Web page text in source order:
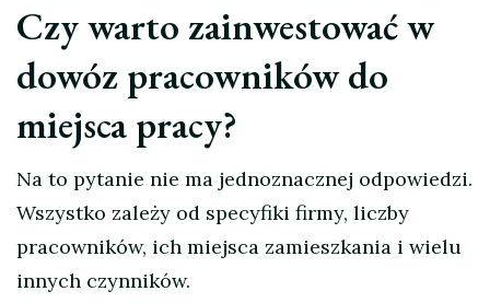
Czy warto zainwestować w
dowóz pracowników do
miejsca pracy?
Na to pytanie nie ma jednoznacznej odpowiedzi.
Wszystko zależy od specyfiki firmy, liczby
pracowników, ich miejsca zamieszkania i wielu
innych czynników.